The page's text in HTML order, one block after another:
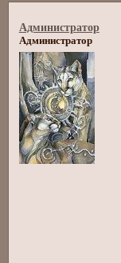
Администратор
Администратор